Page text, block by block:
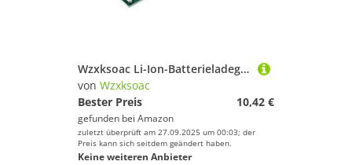
Wzxksoac Li-Ion-Batterieladegerät Schutz-Ausgleichsplatine für E-Bike 13S 48V 60A Lithium-Batterie mit Ausgleichsfunktion
von Wzxksoac
Bester Preis
10,42 €
gefunden bei Amazon
zuletzt überprüft am 27.09.2025 um 00:03; der
Preis kann sich seitdem geändert haben.
Keine weiteren Anbieter